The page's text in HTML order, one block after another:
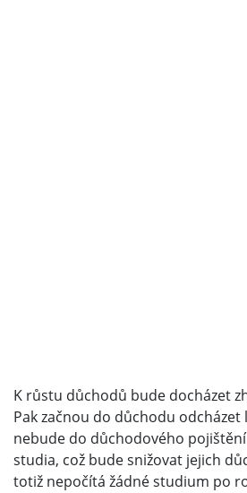
K růstu důchodů bude docházet
Pak začnou do důchodu odcházet
nebude do důchodového
studia, což bude snižovat jejich
totiž nepočítá žádné studium po